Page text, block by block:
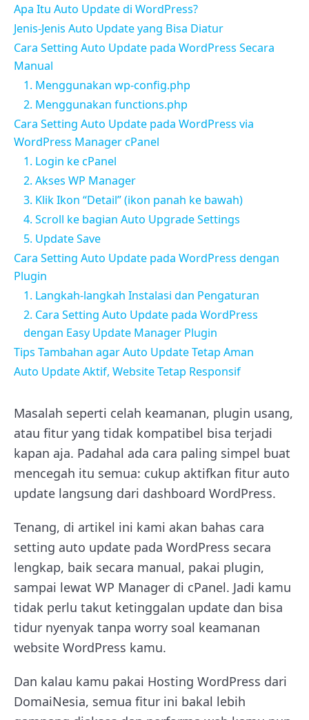
Apa Itu Auto Update di WordPress?
Jenis-Jenis Auto Update yang Bisa Diatur
Cara Setting Auto Update pada WordPress Secara
Manual
1. Menggunakan wp-config.php
2. Menggunakan functions.php
Cara Setting Auto Update pada WordPress via
WordPress Manager cPanel
1. Login ke cPanel
2. Akses WP Manager
3. Klik Ikon “Detail” (ikon panah ke bawah)
4. Scroll ke bagian Auto Upgrade Settings
5. Update Save
Cara Setting Auto Update pada WordPress dengan
Plugin
1. Langkah-langkah Instalasi dan Pengaturan
2. Cara Setting Auto Update pada WordPress
dengan Easy Update Manager Plugin
Tips Tambahan agar Auto Update Tetap Aman
Auto Update Aktif, Website Tetap Responsif
Masalah seperti celah keamanan, plugin usang,
atau fitur yang tidak kompatibel bisa terjadi
kapan aja. Padahal ada cara paling simpel buat
mencegah itu semua: cukup aktifkan fitur auto
update langsung dari dashboard WordPress.
Tenang, di artikel ini kami akan bahas cara
setting auto update pada WordPress secara
lengkap, baik secara manual, pakai plugin,
sampai lewat WP Manager di cPanel. Jadi kamu
tidak perlu takut ketinggalan update dan bisa
tidur nyenyak tanpa worry soal keamanan
website WordPress kamu.
Dan kalau kamu pakai Hosting WordPress dari
DomaiNesia, semua fitur ini bakal lebih